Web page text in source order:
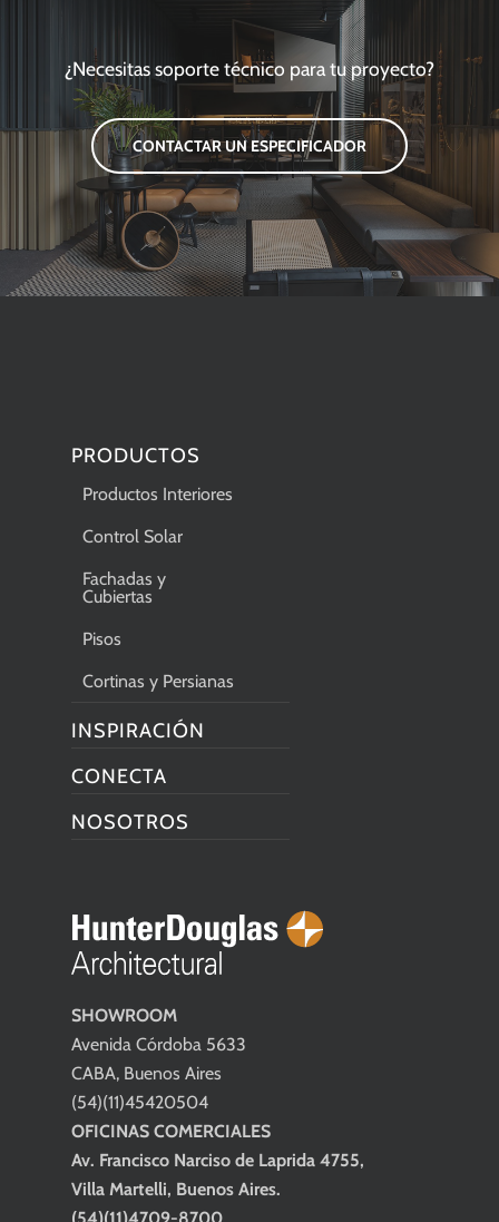
¿Necesitas soporte técnico para tu proyecto?
CONTACTAR UN ESPECIFICADOR
SHOWROOM
Avenida Córdoba 5633
CABA, Buenos Aires
(54)(11)45420504
OFICINAS COMERCIALES
Av. Francisco Narciso de Laprida 4755,
Villa Martelli, Buenos Aires.
PRODUCTOS
Productos Interiores
Control Solar
Fachadas y
Cubiertas
Pisos
Cortinas y Persianas
INSPIRACIÓN
CONECTA
NOSOTROS